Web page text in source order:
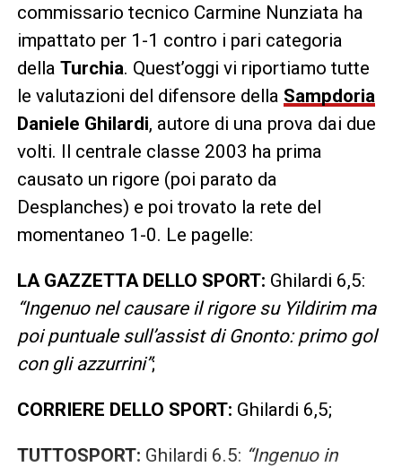
commissario tecnico Carmine Nunziata ha
impattato per 1-1 contro i pari categoria
della Turchia. Quest’oggi vi riportiamo tutte
le valutazioni del difensore della Sampdoria
Daniele Ghilardi, autore di una prova dai due
volti. Il centrale classe 2003 ha prima
causato un rigore (poi parato da
Desplanches) e poi trovato la rete del
momentaneo 1-0. Le pagelle:
LA GAZZETTA DELLO SPORT: Ghilardi 6,5:
“Ingenuo nel causare il rigore su Yildirim ma
poi puntuale sull’assist di Gnonto: primo gol
con gli azzurrini”;
CORRIERE DELLO SPORT: Ghilardi 6,5;
TUTTOSPORT: Ghilardi 6.5: “Ingenuo in